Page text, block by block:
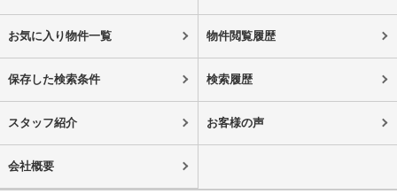
お気に入り物件一覧 物件閲覧履歴
保存した検索条件 検索履歴
スタッフ紹介 お客様の声
会社概要